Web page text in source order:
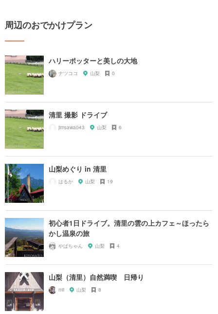
周辺のおでかけプラン
ハリーポッターと美しの大地
ナツココ 山梨 0
清里 撮影 ドライブ
jimsawa043 山梨 6
山梨めぐり in 清里
はるか 山梨 19
初心者1日ドライブ。清里の雲の上カフェ～ほったら
かし温泉の旅
やばちゃん 山梨 4
山梨（清里）自然満喫 日帰り
mii 山梨 8